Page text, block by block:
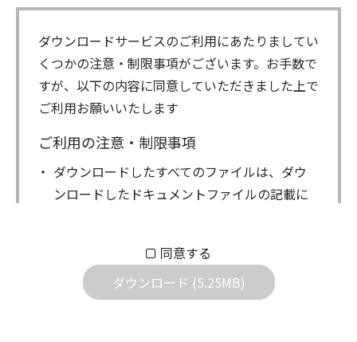
ダウンロードサービスのご利用にあたりましてい
くつかの注意・制限事項がございます。お手数で
すが、以下の内容に同意していただきました上で
ご利用お願いいたします
ご利用の注意・制限事項
ダウンロードしたすべてのファイルは、ダウ
ンロードしたドキュメントファイルの記載に
社は一切の責任を負いません。また、ファイ
ルの内容などの変更は一切行わないでくださ
同意する
ダウンロード (5.25MB)